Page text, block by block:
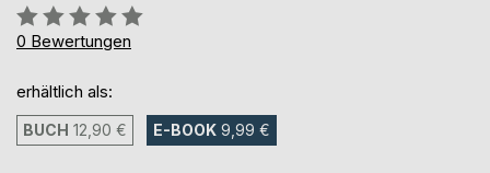
Bewertung::
0%
0 Bewertungen
erhältlich als:
BUCH 12,90 € E-BOOK 9,99 €